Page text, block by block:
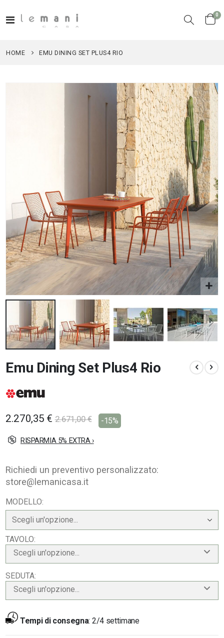
Toggle
Cart
0
HOME EMU DINING SET PLUS4 RIO
all'inizio
della
di
Emu Dining Set Plus4 Rio
2.270,35 € 2.671,00 € -15%
RISPARMIA 5% EXTRA ›
Richiedi un preventivo personalizzato:
store@lemanicasa.it
MODELLO
TAVOLO
Scegli un'opzione...
SEDUTA
Scegli un'opzione...
Tempi di consegna: 2/4 settimane